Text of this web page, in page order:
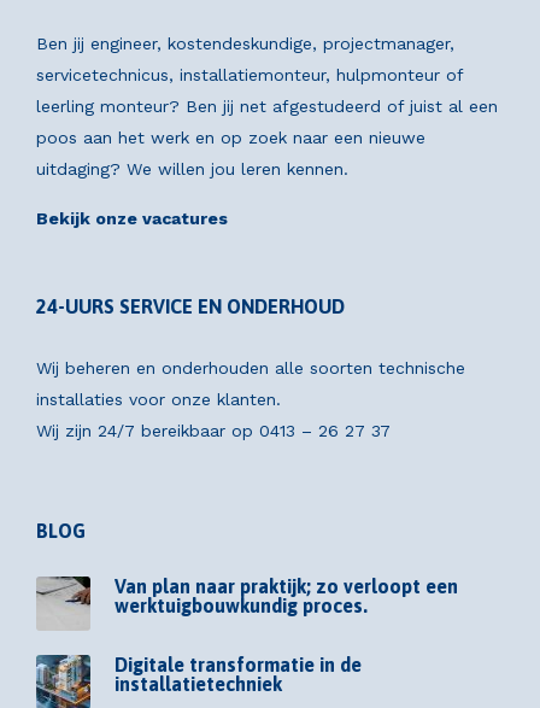
Ben jij engineer, kostendeskundige, projectmanager,
servicetechnicus, installatiemonteur, hulpmonteur of
leerling monteur? Ben jij net afgestudeerd of juist al een
poos aan het werk en op zoek naar een nieuwe
uitdaging? We willen jou leren kennen.
Bekijk onze vacatures
24-UURS SERVICE EN ONDERHOUD
Wij beheren en onderhouden alle soorten technische
installaties voor onze klanten.
Wij zijn 24/7 bereikbaar op 0413 – 26 27 37
BLOG
Van plan naar praktijk; zo verloopt een
werktuigbouwkundig proces.
Digitale transformatie in de
installatietechniek